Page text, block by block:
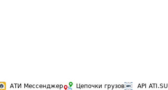
АТИ Мессенджер Цепочки грузов API ATI.SU